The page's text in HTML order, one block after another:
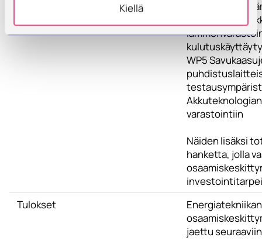
Kiellä
kehittäminen
kaukokylmä,
WP5
varastointiin
Näiden lisäksi
hanketta, jolla
Tulokset
jaettu